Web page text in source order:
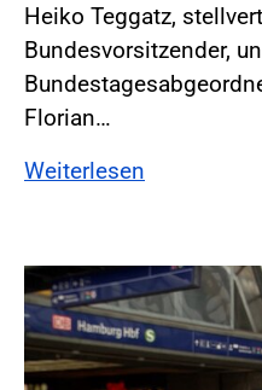
Heiko Teggatz,
Bundesvorsitzender,
Florian…
Weiterlesen